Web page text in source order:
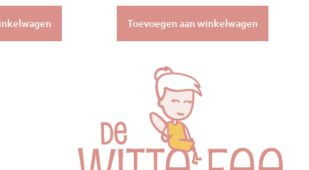
Toevoegen aan winkelwagen